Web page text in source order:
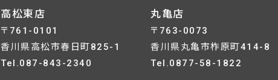
高松東店
〒761-0101
香川県高松市春日町825-1
Tel.087-843-2340
丸亀店
〒763-0073
香川県丸亀市柞原町414-8
Tel.0877-58-1822